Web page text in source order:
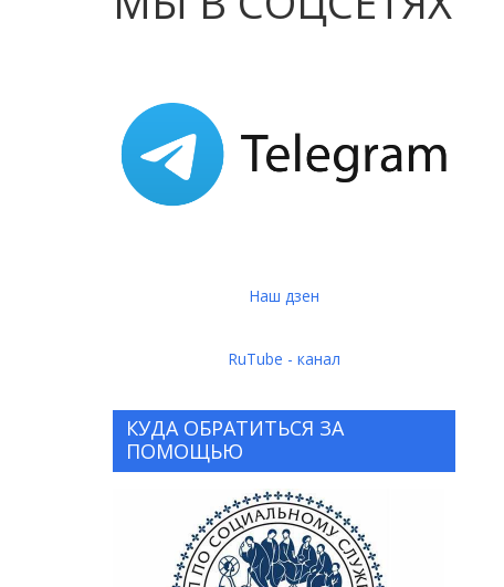
Наш дзен
RuTube - канал
КУДА ОБРАТИТЬСЯ ЗА
ПОМОЩЬЮ